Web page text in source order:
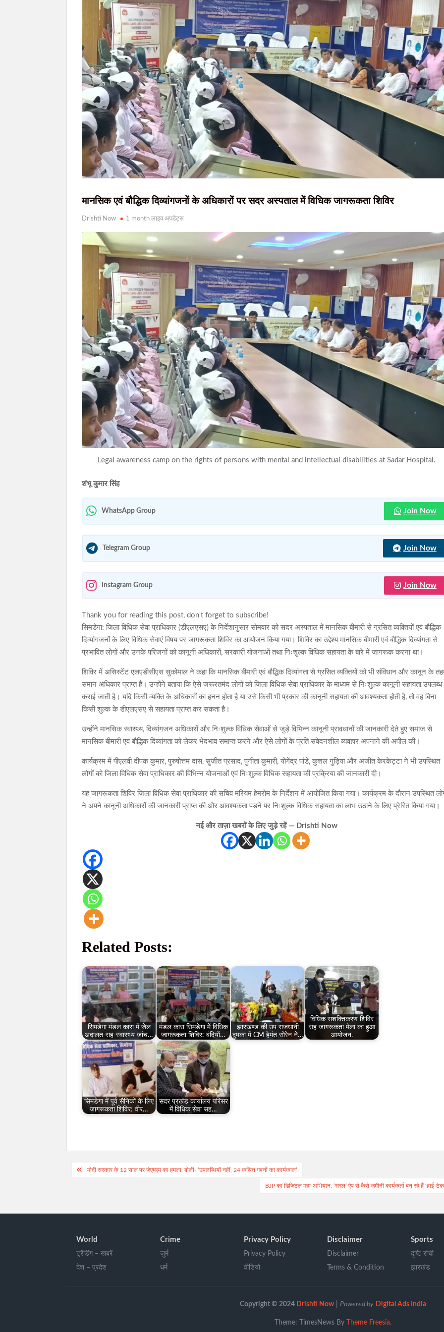
NEWS, हिंदी
न्यूज़ , HINDI
SAMACHAR,
हिंदी समाचार,
दृष्टि नाउ
झारखंड विधानसभा के मॉनसून सत्र के दौरान नए विधानसभा परिसर के 750 मीटर दायरे में निषेधाज्ञा लागू
झारखंड में छात्रों के मुद्दे पर कांग्रेस का दोहरा चरित्र उजागर: आदित्य साहू
JPSC-JSSC विवाद: छात्रों से बातचीत के लिए चार मंत्रियों की कमेटी बनाएगी सरकार, कांग्रेस प्रभारी के. राजू बोले- संवाद से निकलेगा
समाधान
7-8 अगस्त को जमशेदपुर में आजसू युवा प्रकोष्ठ का राज्य स्तरीय युवा अधिवेशन, तैयारियां अंतिम चरण में
रांची: चंद्रशेखर आजाद दुर्गा पूजा समिति ने भूमि पूजन के साथ शुरू की पूजा पंडाल निर्माण की तैयारियां
मानसिक एवं बौद्धिक दिव्यांगजनों के अधिकारों पर सदर अस्पताल में विधिक जागरूकता शिविर
Drishti Now 1 month लाइव अपडेट्स
Legal awareness camp on the rights of persons with mental and intellectual disabilities at Sadar Hospital.
शंभू कुमार सिंह
WhatsApp Group Join Now
Telegram Group Join Now
Instagram Group Join Now
Thank you for reading this post, don't forget to subscribe!
सिमडेगा: जिला विधिक सेवा प्राधिकार (डीएलएसए) के निर्देशानुसार सोमवार को सदर अस्पताल में मानसिक बीमारी से ग्रसित व्यक्तियों एवं बौद्धिक
दिव्यांगजनों के लिए विधिक सेवाएं विषय पर जागरूकता शिविर का आयोजन किया गया। शिविर का उद्देश्य मानसिक बीमारी एवं बौद्धिक दिव्यांगता से
प्रभावित लोगों और उनके परिजनों को कानूनी अधिकारों, सरकारी योजनाओं तथा निःशुल्क विधिक सहायता के बारे में जागरूक करना था।
शिविर में असिस्टेंट एलएडीसीएस सुकोमाल ने कहा कि मानसिक बीमारी एवं बौद्धिक दिव्यांगता से ग्रसित व्यक्तियों को भी संविधान और कानून के
समान अधिकार प्राप्त हैं। उन्होंने बताया कि ऐसे जरूरतमंद लोगों को जिला विधिक सेवा प्राधिकार के माध्यम से निःशुल्क कानूनी सहायता उपलब्ध
कराई जाती है। यदि किसी व्यक्ति के अधिकारों का हनन होता है या उसे किसी भी प्रकार की कानूनी सहायता की आवश्यकता होती है, तो वह बिना
किसी शुल्क के डीएलएसए से सहायता प्राप्त कर सकता है।
उन्होंने मानसिक स्वास्थ्य, दिव्यांगजन अधिकारों और निःशुल्क विधिक सेवाओं से जुड़े विभिन्न कानूनी प्रावधानों की जानकारी देते हुए समाज से
मानसिक बीमारी एवं बौद्धिक दिव्यांगता को लेकर भेदभाव समाप्त करने और ऐसे लोगों के प्रति संवेदनशील व्यवहार अपनाने की अपील की।
कार्यक्रम में पीएलवी दीपक कुमार, पुरुषोत्तम दास, सुजीत प्रसाद, पुनीता कुमारी, योगेंद्र पांडे, कुशल गुड़िया और अजीत केरकेट्टा ने भी उपस्थित
लोगों को जिला विधिक सेवा प्राधिकार की विभिन्न योजनाओं एवं निःशुल्क विधिक सहायता की प्रक्रिया की जानकारी दी।
यह जागरूकता शिविर जिला विधिक सेवा प्राधिकार की सचिव मरियम हेमरोम के निर्देशन में आयोजित किया गया। कार्यक्रम के दौरान उपस्थित
ने अपने कानूनी अधिकारों की जानकारी प्राप्त की और आवश्यकता पड़ने पर निःशुल्क विधिक सहायता का लाभ उठाने के लिए प्रेरित किया गया।
नई और ताज़ा खबरों के लिए जुड़े रहें — Drishti Now
Related Posts:
सिमडेगा मंडल कारा में जेल
अदालत-सह-स्वास्थ्य जांच…
मंडल कारा सिमडेगा में विधिक
जागरूकता शिविर: बंदियों…
झारखण्ड की उप राजधानी
दुमका में CM हेमंत सोरेन ने…
विधिक सशक्तिकरण शिविर
सह जागरूकता मेला का हुआ
आयोजन.
सिमडेगा में पूर्व सैनिकों के लिए
जागरूकता शिविर: वीर…
सदर प्रखंड कार्यालय परिसर
में विधिक सेवा सह…
Postमोदी सरकार के 12 साल पर जेएमएम का हमला, बोली- ‘उपलब्धियों नहीं, 24 कथित गबनों का कार्यकाल’
BJP का डिजिटल महा-अभियान: ‘सरल’ ऐप से कैसे ज़मीनी कार्यकर्ता बन रहे हैं ‘हाई-
World
ट्रेंडिंग – खबरें
देश – प्रदेश
Crime
जुर्म
धर्म
Privacy Policy
Privacy Policy
वीडियो
Disclaimer
Disclaimer
Terms & Condition
Sports
दृष्टि रांची
झारखंड
Copyright © 2024 Drishti Now Powered by Digital Ads India
Theme: TimesNews By Theme Freesia.